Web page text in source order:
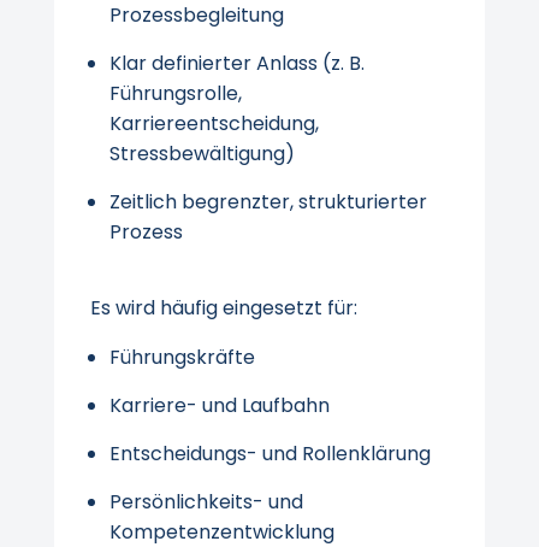
Prozessbegleitung
Klar definierter Anlass (z. B.
Führungsrolle,
Karriereentscheidung,
Stressbewältigung)
Zeitlich begrenzter, strukturierter
Prozess
Es wird häufig eingesetzt für:
Führungskräfte
Karriere- und Laufbahn
Entscheidungs- und Rollenklärung
Persönlichkeits- und
Kompetenzentwicklung